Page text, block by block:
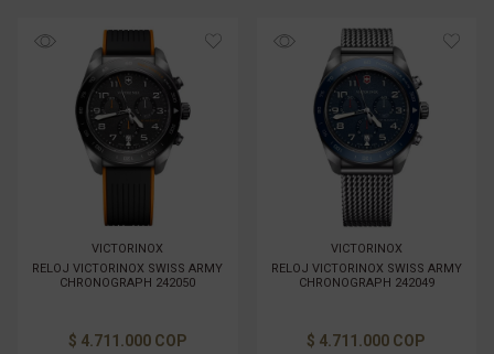
TAMAÑO DE CAJAS
MATERIAL DE LA CAJA
VICTORINOX
RELOJ VICTORINOX SWISS ARMY
CHRONOGRAPH 242050
$ 4.711.000 COP
VICTORINOX
RELOJ VICTORINOX SWISS ARMY
CHRONOGRAPH 242049
$ 4.711.000 COP